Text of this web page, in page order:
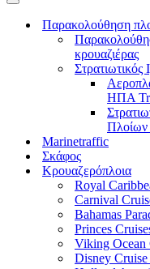
Μενού
πλοήγησηςΠαρακολούθηση
κρουαζιέρας
Στρατιωτικός
ΗΠΑ
Marinetraffic
Σκάφος
Κρουαζερόπλοια
Royal
Carnival
Bahamas
Princes
Viking Ocean
Disney